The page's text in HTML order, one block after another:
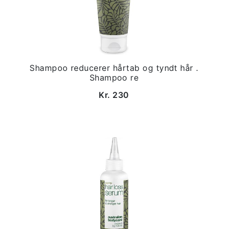
Shampoo reducerer hårtab og tyndt hår .
Shampoo re
Kr. 230